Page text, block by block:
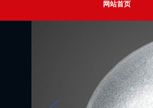
网站首页